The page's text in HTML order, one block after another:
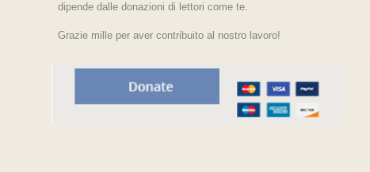
dipende dalle donazioni di lettori come te.
Grazie mille per aver contribuito al nostro lavoro!